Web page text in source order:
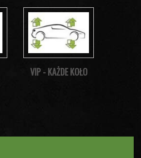
VIP - KAŻDE KOŁO